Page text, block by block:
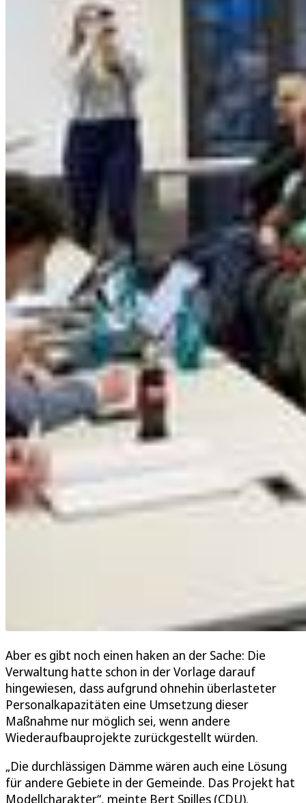
Aber es gibt noch einen haken an der Sache: Die
Verwaltung hatte schon in der Vorlage darauf
hingewiesen, dass aufgrund ohnehin überlasteter
Personalkapazitäten eine Umsetzung dieser
Maßnahme nur möglich sei, wenn andere
Wiederaufbauprojekte zurückgestellt würden.
„Die durchlässigen Dämme wären auch eine Lösung
für andere Gebiete in der Gemeinde. Das Projekt hat
Modellcharakter“, meinte Bert Spilles (CDU).